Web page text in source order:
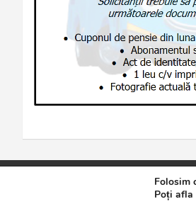
Jurnalul de Brăila
Folosim
Poți afla